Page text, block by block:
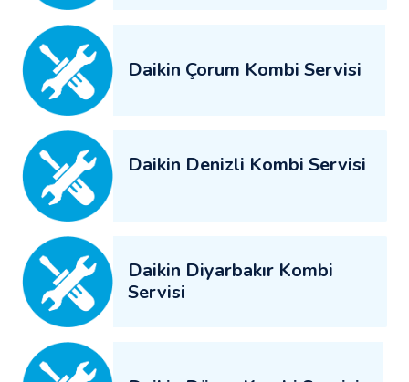
Daikin Çorum Kombi Servisi
Daikin Denizli Kombi Servisi
Daikin Diyarbakır Kombi
Servisi